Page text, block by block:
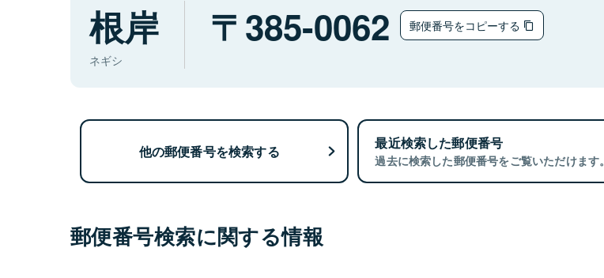
根岸
ネギシ
385-0062 郵便番号をコピーする
他の郵便番号を検索する 最近検索した郵便番号
過去に検索した郵便番号をご覧いただけます。
郵便番号検索に関する情報